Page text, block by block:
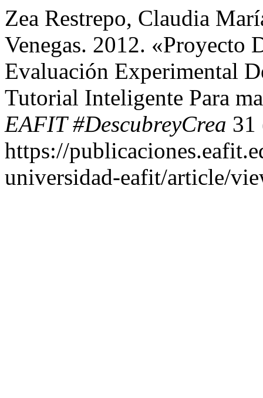
Zea Restrepo, Claudia
Venegas. 2012.
Evaluación Experimental
Tutorial Inteligente Para
EAFIT #DescubreyCrea 31
https://
universidad-eafit/article/